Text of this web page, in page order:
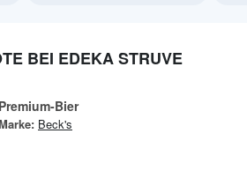
BEI EDEKA STRUVE
Premium-Bier
Beck's